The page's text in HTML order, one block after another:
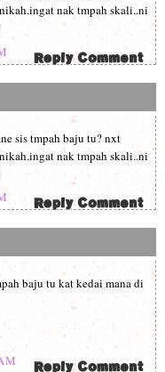
nak tmpah skali..ni
sis tmpah baju tu? nxt
nak tmpah skali..ni
baju tu kat kedai mana di